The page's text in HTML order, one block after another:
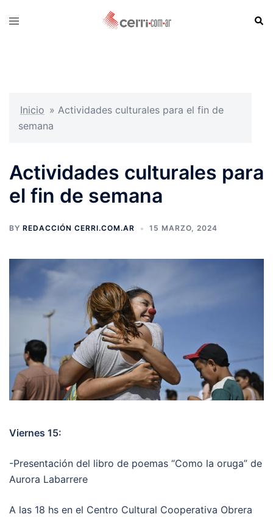
Toggle
Inicio » Actividades culturales para el fin de
semana
Actividades culturales para
el fin de semana
BY REDACCIÓN CERRI.COM.AR 15 MARZO, 2024
Viernes 15:
-Presentación del libro de poemas “Como la oruga” de
Aurora Labarrere
A las 18 hs en el Centro Cultural Cooperativa Obrera